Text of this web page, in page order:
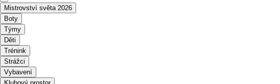
Mistrovství světa 2026
Boty
Týmy
Děti
Trénink
Strážci
Vybavení